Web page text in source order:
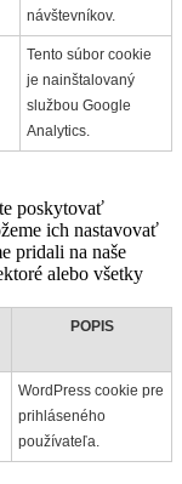
návštevníkov.
Tento súbor cookie
je nainštalovaný
službou Google
Analytics.
poskytovať
ich nastavovať
pridali na naše
alebo všetky
POPIS
WordPress cookie pre
prihláseného
používateľa.